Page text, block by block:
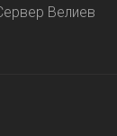
Велиев